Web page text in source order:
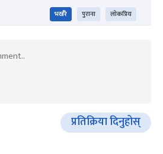
भर्खरै पुराना लोकप्रिय
प्रतिक्रिया दिनुहोस्